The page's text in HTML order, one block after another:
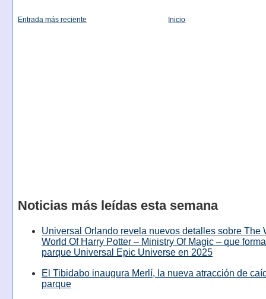
Entrada más reciente Inicio
Noticias más leídas esta semana
Universal Orlando revela nuevos detalles sobre The
World Of Harry Potter – Ministry Of Magic – que
parque Universal Epic Universe en 2025
El Tibidabo inaugura Merlí, la nueva atracción de
parque